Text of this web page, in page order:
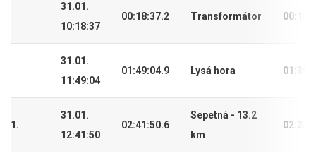
31.01.
10:18:37
00:18:37.2 Transformátor
31.01.
11:49:04
01:49:04.9 Lysá hora
1.
31.01.
12:41:50
02:41:50.6
Sepetná - 13.2
km